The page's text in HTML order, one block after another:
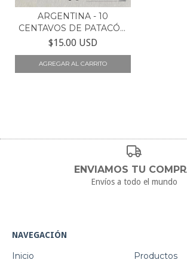
ARGENTINA - 10
CENTAVOS DE PATACÓN
- CJ2...
$15.00 USD
ENVIAMOS TU
Envíos a todo el mundo
NAVEGACIÓN
Inicio Productos